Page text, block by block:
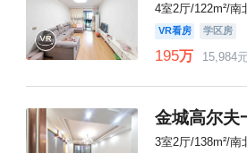
4室2厅/122m²/南
VR看房 学区房
195万 15,984
金城高尔夫
3室2厅/138m²/